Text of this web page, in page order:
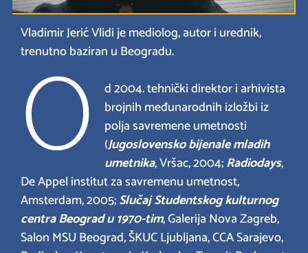
Vladimir Jerić Vlidi je mediolog, autor i urednik,
trenutno baziran u Beogradu.
O
d 2004. tehnički direktor i arhivista
brojnih međunarodnih izložbi iz
polja savremene umetnosti
(Jugoslovensko bijenale mladih
umetnika, Vršac, 2004;Radiodays,
De Appel institut za savremenu umetnost,
Amsterdam, 2005;Slučaj Studentskog kulturnog
centra Beograd u 1970-tim, Galerija Nova Zagreb,
Salon MSU Beograd, ŠKUC Ljubljana, CCA Sarajevo,